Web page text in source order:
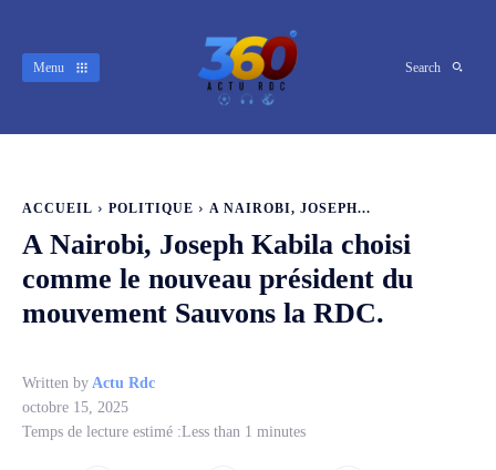
Menu Search
ACCUEIL POLITIQUE A NAIROBI, JOSEPH...
A Nairobi, Joseph Kabila choisi
comme le nouveau président du
mouvement Sauvons la RDC.
Written by Actu Rdc
octobre 15, 2025
Temps de lecture estimé :Less than 1 minutes